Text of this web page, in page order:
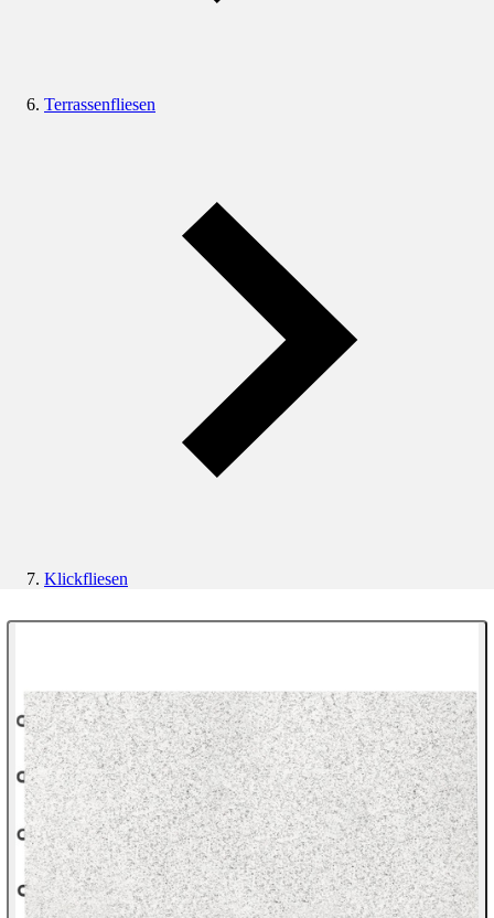
Terrassenfliesen
Klickfliesen